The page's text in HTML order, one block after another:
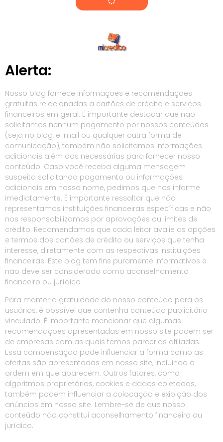
Alerta:
Nosso blog fornece informações e recomendações
gratuitas relacionadas a cartões de crédito e serviços
financeiros em geral. É importante destacar que não
solicitamos nenhum pagamento por nossos conteúdos
(seja no blog, e-mail ou qualquer outra forma de
comunicação), também não solicitamos informações
adicionais além das necessárias para fornecer nosso
conteúdo. Caso você receba alguma mensagem
suspeita solicitando pagamento ou informações
adicionais em nosso nome, pedimos que nos informe
imediatamente. É importante ressaltar que não
representamos instituições financeiras específicas e não
nos responsabilizamos por aprovações ou limites de
crédito. Recomendamos que cada leitor avalie as opções
e termos dos cartões de crédito ou serviços que tenha
interesse, diretamente com as respectivas instituições
financeiras. Este blog tem fins puramente informativos e
não deve ser considerado como aconselhamento
financeiro ou jurídico
Para manter a gratuidade do nosso conteúdo para os
usuários, é possível que contenha conteúdo publicitário
vinculado. É importante mencionar que algumas
recomendações apresentadas em nosso site podem ser
de empresas com as quais temos parcerias afiliadas.
Essa compensação pode influenciar a forma como as
ofertas são apresentadas em nosso site, incluindo a
ordem em que aparecem. Outros fatores, como
algoritmos proprietários, cookies e dados coletados,
também podem influenciar a colocação e exibição dos
anúncios em nosso site. Lembre-se de que nosso
conteúdo não constitui aconselhamento financeiro ou
jurídico.